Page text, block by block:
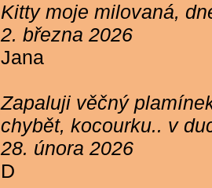
Kitty moje milovaná,
2. března 2026
Jana
Zapaluji věčný
chybět, kocourku.. v
28. února 2026
D